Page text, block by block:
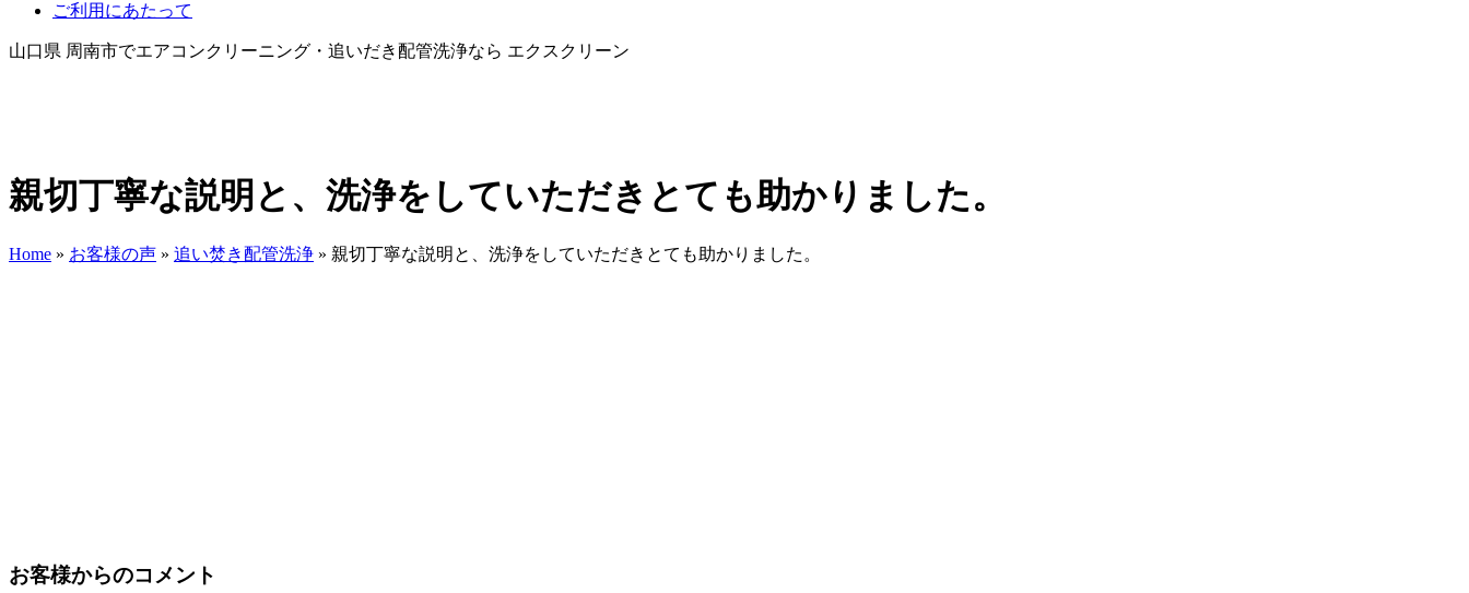
ご利用にあたって
山口県 周南市でエアコンクリーニング・追いだき配管洗浄なら エクスクリーン
親切丁寧な説明と、洗浄をしていただきとても助かりました。
Home » お客様の声 » 追い焚き配管洗浄 » 親切丁寧な説明と、洗浄をしていただきとても助かりました。
お客様からのコメント